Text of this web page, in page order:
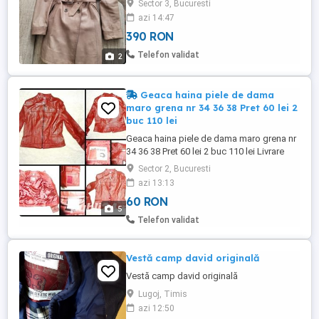
2
Sector 3, Bucuresti
azi 14:47
390 RON
Telefon validat
5
Geaca haina piele de dama
maro grena nr 34 36 38 Pret 60 lei 2
buc 110 lei
Geaca haina piele de dama maro grena nr
34 36 38 Pret 60 lei 2 buc 110 lei Livrare
gratis in Bucuresti la Bucur Obor. Livrare
prin curier 30 lei. Telefon . Peste 5 produse
din anunturi 10% reducere.
Sector 2, Bucuresti
azi 13:13
60 RON
Telefon validat
Vestă camp david originală
Vestă camp david originală
Lugoj, Timis
azi 12:50